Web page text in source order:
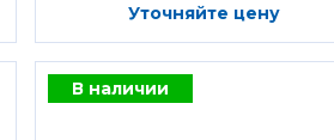
Уточняйте цену
В наличии